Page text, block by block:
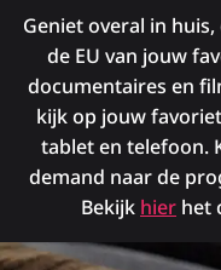
Geniet overal in
de EU van jouw
documentaires en
kijk op jouw
tablet en telefoon.
demand naar de
Bekijk hier het